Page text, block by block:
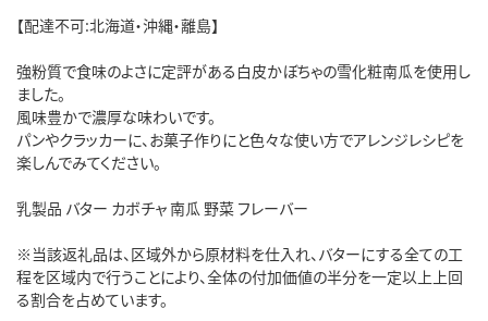
【配達不可:北海道・沖縄・離島】
強粉質で食味のよさに定評がある白皮かぼちゃの雪化粧南瓜を使用し
ました。
風味豊かで濃厚な味わいです。
パンやクラッカーに、お菓子作りにと色々な使い方でアレンジレシピを
楽しんでみてください。
乳製品 バター カボチャ 南瓜 野菜 フレーバー
※当該返礼品は、区域外から原材料を仕入れ、バターにする全ての工
程を区域内で行うことにより、全体の付加価値の半分を一定以上上回
る割合を占めています。